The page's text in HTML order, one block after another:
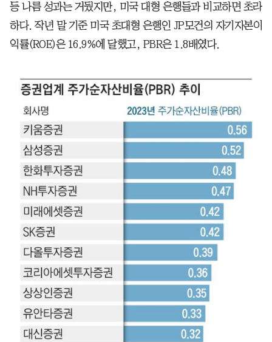
등 나름 성과는 거뒀지만, 미국 대형 은행들과 비교하면 초라
하다. 작년 말 기준 미국 초대형 은행인 JP모건의 자기자본이
익률(ROE)은 16.9%에 달했고, PBR은 1.8배였다.